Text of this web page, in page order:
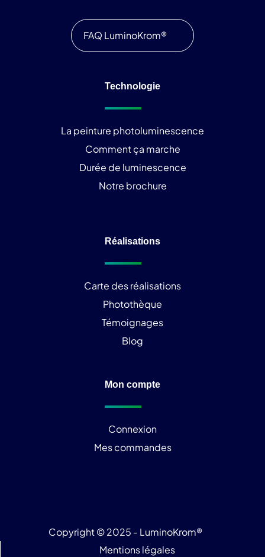
FAQ LuminoKrom®
Technologie
La peinture photoluminescence
Comment ça marche
Durée de luminescence
Notre brochure
Réalisations
Carte des réalisations
Photothèque
Témoignages
Blog
Mon compte
Connexion
Mes commandes
Copyright © 2025 - LuminoKrom®
Mentions légales